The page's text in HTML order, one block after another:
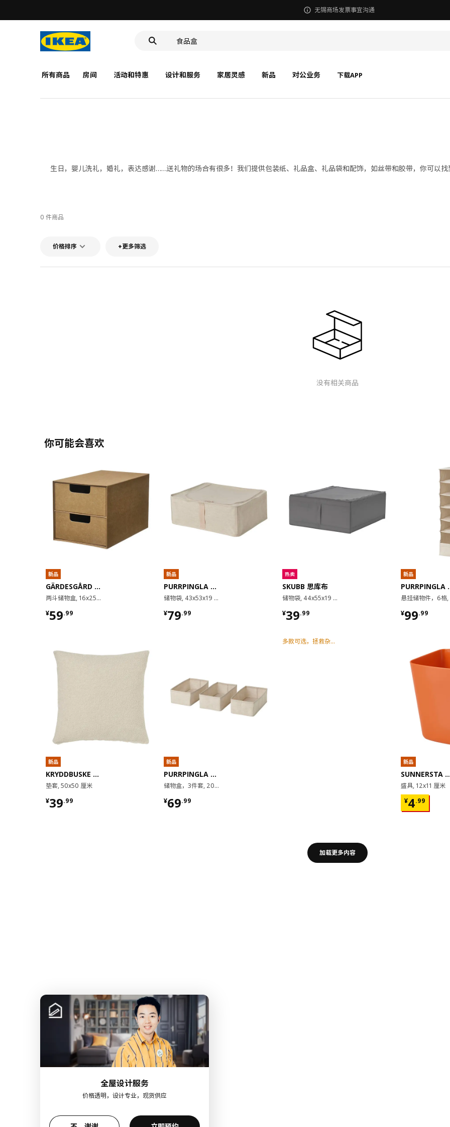
无锡商场发票事宜沟通
食品盒
所有商品 房间 活动和特惠 设计和服务 家居灵感 新品 对公业务 下载APP
生日，婴儿洗礼，婚礼，表达感谢……送礼物的场合有很多！我们提供包装纸、礼品盒、礼品袋和配饰，如丝带和胶带，你可以
0 件商品
价格排序 +更多筛选
没有相关商品
你可能会喜欢
新品
GÄRDESGÅRD 嘉德斯加
两斗储物盒, 16x25 厘米
¥59.99
¥ 59.99
新品
KRYDDBUSKE 克布斯
垫套, 50x50 厘米
¥39.99
¥ 39.99
新品
PURRPINGLA 普平拉
储物袋, 43x53x19 厘米
¥79.99
¥ 79.99
新品
PURRPINGLA 普平拉
储物盒，3件套, 20x38x12 厘米
¥69.99
¥ 69.99
热卖
SKUBB 思库布
储物袋, 44x55x19 厘米
¥39.99
¥ 39.99
多款可选，拯救杂乱衣柜
新品
¥99.99
¥ 99.99
新品
盛具, 12x11 厘米
¥4.99
¥ 4.99
加载更多内容
全屋设计服务
价格透明，设计专业，现货供应